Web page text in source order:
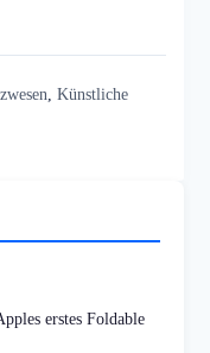
Künstliche
erstes Foldable